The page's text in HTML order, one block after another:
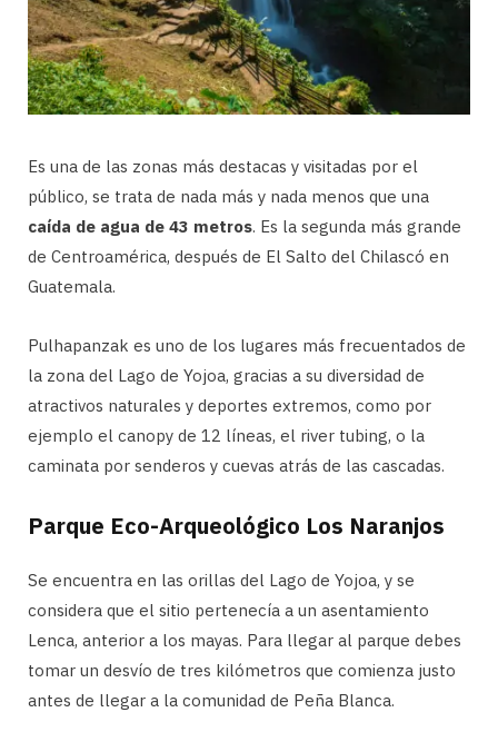
Es una de las zonas más destacas y visitadas por el
público, se trata de nada más y nada menos que una
caída de agua de 43 metros. Es la segunda más grande
de Centroamérica, después de El Salto del Chilascó en
Guatemala.
Pulhapanzak es uno de los lugares más frecuentados de
la zona del Lago de Yojoa, gracias a su diversidad de
atractivos naturales y deportes extremos, como por
ejemplo el canopy de 12 líneas, el river tubing, o la
caminata por senderos y cuevas atrás de las cascadas.
Parque Eco-Arqueológico Los Naranjos
Se encuentra en las orillas del Lago de Yojoa, y se
considera que el sitio pertenecía a un asentamiento
Lenca, anterior a los mayas. Para llegar al parque debes
tomar un desvío de tres kilómetros que comienza justo
antes de llegar a la comunidad de Peña Blanca.